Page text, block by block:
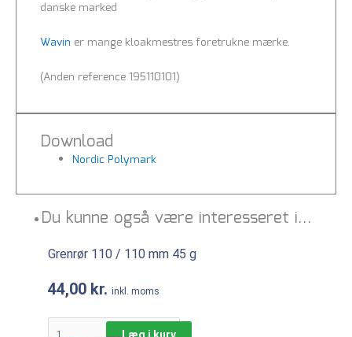
danske marked
Wavin er mange kloakmestres foretrukne mærke.
(Anden reference 195110101)
Download
Nordic Polymark
Du kunne også være interesseret i…
Grenrør 110 / 110 mm 45 g
44,00 kr. inkl. moms
Læg i kurv